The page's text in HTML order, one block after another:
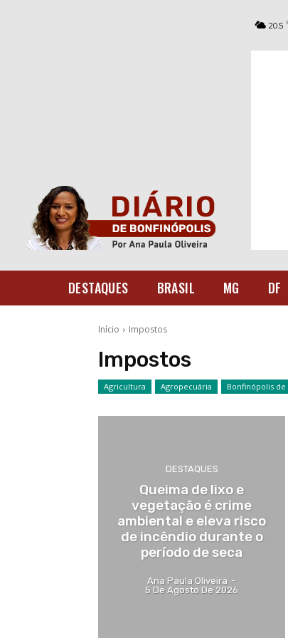
20.5
DESTAQUES BRASIL MG DF
Início Impostos
Impostos
Agricultura Agropecuária Bonfinópolis de
DESTAQUES
Queima de lixo e
vegetação é crime
ambiental e eleva risco
de incêndio durante o
período de seca
Ana Paula Oliveira -
5 De Agosto De 2026